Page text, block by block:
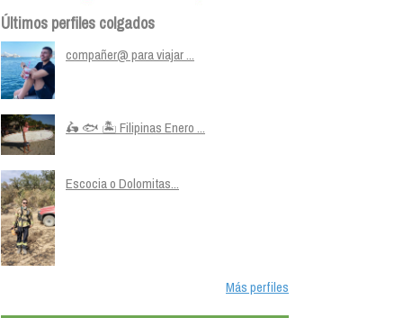
Últimos perfiles colgados
compañer@ para viajar ...
🛵 🐟 🏝️ Filipinas Enero ...
Escocia o Dolomitas...
Más perfiles